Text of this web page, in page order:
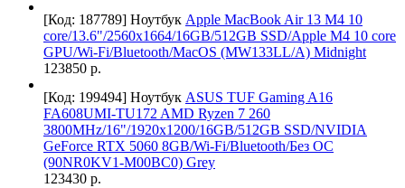
[Код: 187789] Ноутбук Apple MacBook Air 13 M4 10
core/13.6"/2560x1664/16GB/512GB SSD/Apple M4 10 core
GPU/Wi-Fi/Bluetooth/MacOS (MW133LL/A) Midnight
123850 р.
[Код: 199494] Ноутбук ASUS TUF Gaming A16
FA608UMI-TU172 AMD Ryzen 7 260
3800MHz/16"/1920x1200/16GB/512GB SSD/NVIDIA
GeForce RTX 5060 8GB/Wi-Fi/Bluetooth/Без ОС
(90NR0KV1-M00BC0) Grey
123430 р.